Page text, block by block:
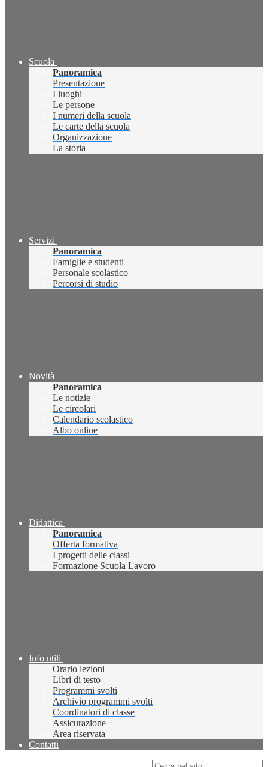
Scuola
Panoramica
Presentazione
I luoghi
Le persone
I numeri della scuola
Le carte della scuola
Organizzazione
La storia
Servizi
Panoramica
Famiglie e studenti
Personale scolastico
Percorsi di studio
Novità
Panoramica
Le notizie
Le circolari
Calendario scolastico
Albo online
Didattica
Panoramica
Offerta formativa
I progetti delle classi
Formazione Scuola Lavoro
Info utili
Orario lezioni
Libri di testo
Programmi svolti
Archivio programmi svolti
Coordinatori di classe
Assicurazione
Area riservata
Contatti